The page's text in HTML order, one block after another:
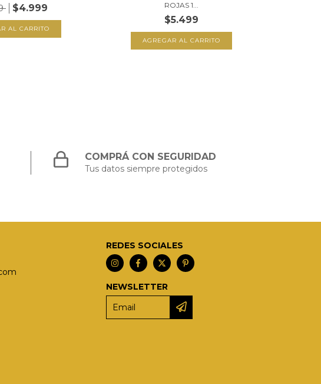
$4.999
ROJAS 1...
$5.499
COMPRÁ CON SEGURIDAD
Tus datos siempre protegidos
REDES SOCIALES
NEWSLETTER